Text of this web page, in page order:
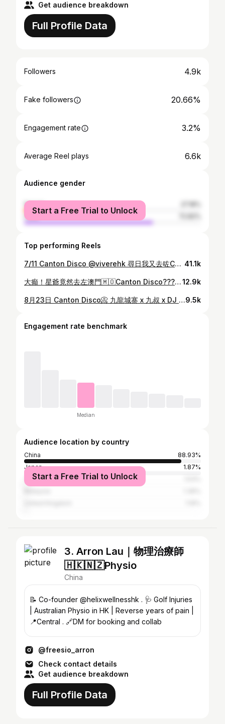
Get audience breakdown
Full Profile Data
Followers 4.9k
Fake followers 20.66%
Engagement rate 3.2%
Average Reel plays 6.6k
Audience gender
female
male
Start a Free Trial to Unlock
Top performing Reels
7/11 Canton Disco @viverehk 尋日我又去咗Canton Disco🤣 情況係點…自己睇啦🥭 Special Guest: @mirror.weare @frankie729 @llokmann @_kisang_ @altonwongz Cantomania: @cantomania_official @fabsabshk @joshuawolper @funn_steffunn @deanzacharyishere Model: @monhoiki 41.1k
大癲！星爺竟然去左澳門🇲🇴Canton Disco??? 我是賭神！🃏♦️♣️♥️♠️ 各位觀眾……去片🎞️ 9月13日 Canton Disco📀 @ Para Club Macau 🇲🇴 想知地址 或 下一場Canton Disco資訊🎤 留言話我聽🦻🏻 ** Model: 芒兒Mon Mon @monhoiki Eyelashes: @lashone_spa Facial: @gimiskin.hk Hair: @salononehk Venue: Para Club Macau @paraclubmacau Makeup: @monhoiki Photographer: @monhoiki DJ: @qng85_c2 @poohh.tang @deanzacharyishere @djnat_macau MC: @mc.f_l Singer: 駐場歌手團隊@kane_ai17 Organiser: @neonvibe._hk @paraclubmacau Special Guest: @ka_chun00 @yannay.kk @lamblam_ @_kaman.c @monhoiki 蜜密針: @mudmudjump IG: @monhoiki Threads: @monhoiki YouTube: @monmon芒兒 #hkgirl #model #kol #網紅 #模特兒 #女主播 #女主播日常 #香港女主播 #香港 #香港好去處 #music #cantonpop #hardance #nightclub #clubbing #club #disco #drinks #dance #barandrestaurant12.9k
8月23日 Canton Disco📀 九龍城寨 x 九叔 x DJ DeanZ x DJ Tony🎧 回到校園🏫兒歌你又識幾多首？👩🏻‍🏫👩🏻‍🎓 想知地址 或 下一場Canton Disco資訊🎤 留言話我聽🦻🏻 ** Model: 芒兒Mon Mon @monhoiki Eyelashes: @lashone_spa Facial: @gimiskin.hk Hair: @salononehk salonone_leohair Venue: 九龍城寨 @klcs Makeup: @monhoiki Photographer: @monhoiki DJ: @deanzacharyishere @1._tony3_.music MC: @limmmmmmmmmmmmmmmmmmmm Organiser: @dogeee_unclehk Special Guest: @jaxis_music 蜜密針: @mudmudjump IG: @monhoiki Threads: @monhoiki YouTube: @monmon芒兒 #hkgirl #model #kol #網紅 #模特兒 #女主播 #女主播日常 #香港女主播 #香港 #香港好去处 #MUSIC #CLUBING #cantonpop #NIGHTCLUB #BAR #disco #drinks #dance9.5k
Engagement rate benchmark
Median
Audience location by country
China
88.93%
Japan
1.87%
Taiwan
Start a Free Trial to Unlock
3. Arron Lau｜物理治療師
🇭🇰🇳🇿Physio
China
📝 Co-founder @helixwellnesshk . 🩺 Golf Injuries
| Australian Physio in HK | Reverse years of pain |
📍Central . 🔗DM for booking and collab
@freesio_arron
Check contact details
Get audience breakdown
Full Profile Data